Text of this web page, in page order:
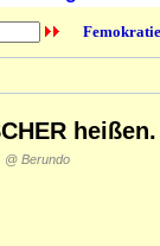
@ Berundo